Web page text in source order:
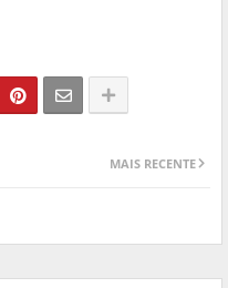
MAIS RECENTE